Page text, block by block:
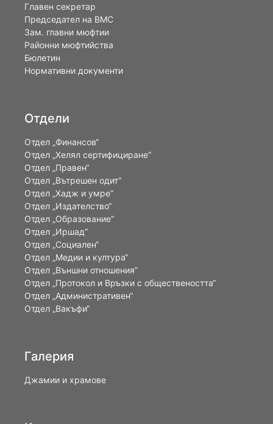
Главен секретар
Председател на ВМС
Зам. главни мюфтии
Районни мюфтийства
Бюлетин
Нормативни документи
Отдели
Отдел „Финансов“
Отдел „Хелял сертифициране“
Отдел „Правен“
Отдел „Вътрешен одит“
Отдел „Хадж и умре“
Отдел „Издателство“
Отдел „Образование“
Отдел „Иршад“
Отдел „Социален“
Отдел „Медии и култура“
Отдел „Външни отношения”
Oтдел „Протокол и Връзки с обществеността“
Отдел „Административен“
Отдел „Вакъфи“
Галерия
Джамии и храмове